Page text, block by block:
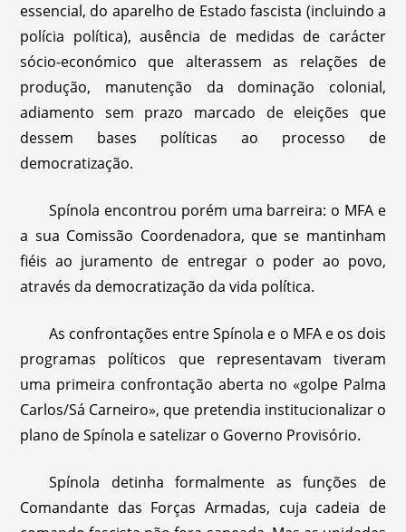
essencial, do aparelho de Estado fascista (incluindo a
polícia política), ausência de medidas de carácter
sócio-económico que alterassem as relações de
produção, manutenção da dominação colonial,
adiamento sem prazo marcado de eleições que
dessem bases políticas ao processo de
democratização.
Spínola encontrou porém uma barreira: o MFA e
a sua Comissão Coordenadora, que se mantinham
fiéis ao juramento de entregar o poder ao povo,
através da democratização da vida política.
As confrontações entre Spínola e o MFA e os dois
programas políticos que representavam tiveram
uma primeira confrontação aberta no «golpe Palma
Carlos/Sá Carneiro», que pretendia institucionalizar o
plano de Spínola e satelizar o Governo Provisório.
Spínola detinha formalmente as funções de
Comandante das Forças Armadas, cuja cadeia de